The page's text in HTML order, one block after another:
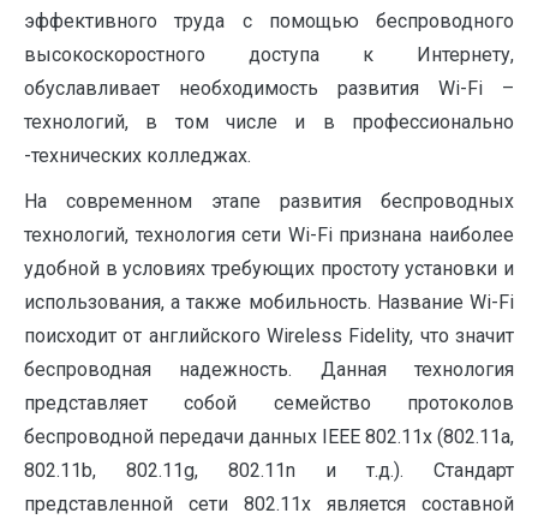
эффективного труда с помощью беспроводного
высокоскоростного доступа к Интернету,
обуславливает необходимость развития Wi-Fi –
технологий, в том числе и в профессионально
-технических колледжах.
На современном этапе развития беспроводных
технологий, технология сети Wi-Fi признана наиболее
удобной в условиях требующих простоту установки и
использования, а также мобильность. Название Wi-Fi
поисходит от английского Wireless Fidelity, что значит
беспроводная надежность. Данная технология
представляет собой семейство протоколов
беспроводной передачи данных IEEE 802.11x (802.11a,
802.11b, 802.11g, 802.11n и т.д.). Стандарт
представленной сети 802.11x является составной